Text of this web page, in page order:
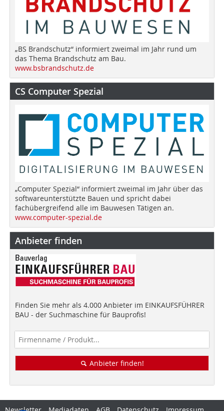
„BS Brandschutz“ informiert zweimal im Jahr rund um
das Thema Brandschutz am Bau.
www.bsbrandschutz.de
CS Computer Spezial
„Computer Spezial“ informiert zweimal im Jahr über das
softwareunterstützte Bauen und spricht dabei
fachübergreifend alle im Bauwesen Tätigen an.
www.computer-spezial.de
Anbieter finden
Finden Sie mehr als 4.000 Anbieter im EINKAUFSFÜHRER
BAU - der Suchmaschine für Bauprofis!
Anbieter finden!